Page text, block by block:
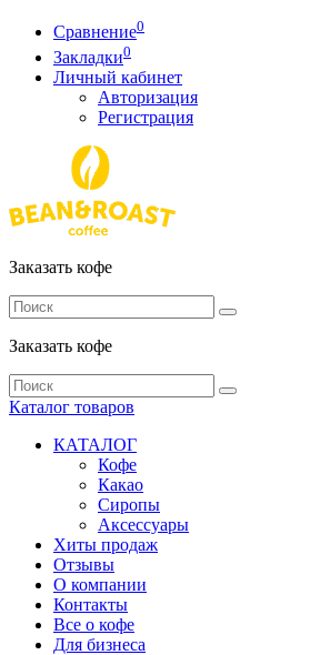
Сравнение0
Закладки0
Личный кабинет
Авторизация
Регистрация
Заказать кофе
Заказать кофе
Каталог товаров
КАТАЛОГ
Кофе
Какао
Сиропы
Аксессуары
Хиты продаж
Отзывы
О компании
Контакты
Все о кофе
Для бизнеса